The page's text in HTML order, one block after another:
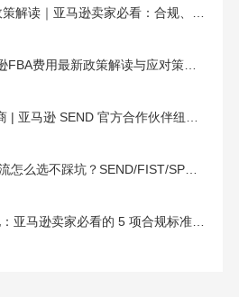
美国海运、关税、亚马逊FBA费用最新政策解读与应对策略（2026版）
2026亚马逊FBA头程物流怎么选不踩坑？SEND/FIST/SPN官方认证物流商，只有这家敢承诺“准达率第一”
美国 301 关税 7 月落地：亚马逊卖家必看的 5 项合规标准与稳交付方案